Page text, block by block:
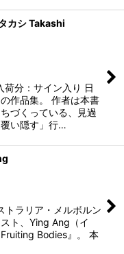
カシ Takashi
分：サイン入り 日
作品集。 作者は本書
づくっている、見過
い隠す」行…
ラリア・メルボルン
ト、Ying Ang（イ
Bodies』。 本